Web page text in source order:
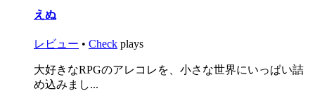
えぬ
レビュー • Check plays
大好きなRPGのアレコレを、小さな世界にいっぱい詰
め込みまし...